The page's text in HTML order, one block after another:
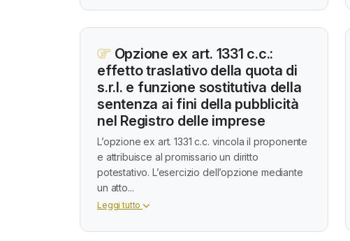
Opzione ex art. 1331 c.c.:
effetto traslativo della quota di
s.r.l. e funzione sostitutiva della
sentenza ai fini della pubblicità
nel Registro delle imprese
L’opzione ex art. 1331 c.c. vincola il proponente
e attribuisce al promissario un diritto
potestativo. L’esercizio dell’opzione mediante
un atto...
Leggi tutto